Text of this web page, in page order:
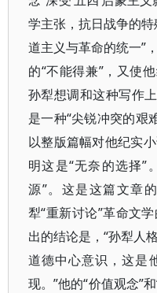
学主张，抗日战争的
道主义与革命的统一”
的“不能得兼”，又使
孙犁想调和这种写作
是一种“尖锐冲突的艰
以整版篇幅对他纪实
明这是“无奈的选择”
源”。这是这篇文章
犁“重新讨论”革命文
出的结论是，“孙犁人
道德中心意识，这是
现。”他的“价值观念”